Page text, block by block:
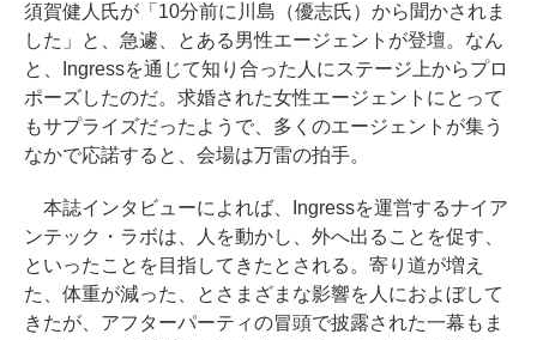
須賀健人氏が「10分前に川島（優志氏）から聞かされま
した」と、急遽、とある男性エージェントが登壇。なん
と、Ingressを通じて知り合った人にステージ上からプロ
ポーズしたのだ。求婚された女性エージェントにとって
もサプライズだったようで、多くのエージェントが集う
なかで応諾すると、会場は万雷の拍手。
本誌インタビューによれば、Ingressを運営するナイア
ンテック・ラボは、人を動かし、外へ出ることを促す、
といったことを目指してきたとされる。寄り道が増え
た、体重が減った、とさまざまな影響を人におよぼして
きたが、アフターパーティの冒頭で披露された一幕もま